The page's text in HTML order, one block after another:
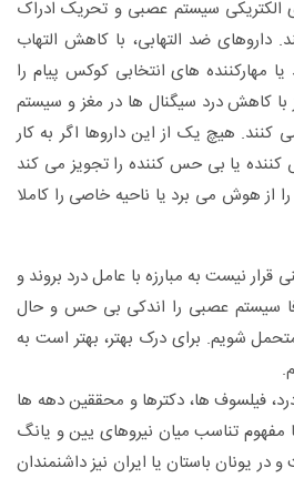
الکتریکی سیستم عصبی و تحریک ادراک
داروهای ضد التهابی، با کاهش التهاب
مهارکننده های انتخابی کوکس پیام را
کاهش درد سیگنال ها در مغز و سیستم
هیچ یک از این داروها اگر به کار
کننده یا بی حس کننده را تجویز می کند
از هوش می برد یا ناحیه خاصی را کاملا
قرار نیست به مبارزه با عامل درد بروند و
سیستم عصبی را اندکی بی حس و حال
شویم. برای درک بهتر، بهتر است به
فیلسوف ها، دکترها و محققین دهه ها
مفهوم تناسب میان نیروهای یین و یانگ
یونان باستان یا ایران نیز داشنمندان